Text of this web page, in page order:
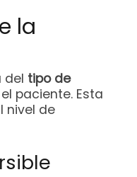
la
del tipo de
paciente. Esta
nivel de